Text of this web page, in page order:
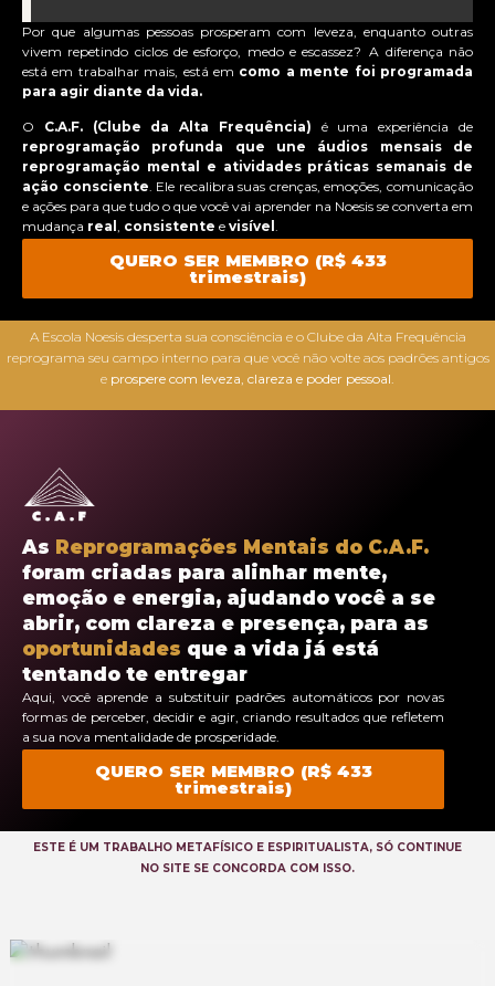
Por que algumas pessoas prosperam com leveza, enquanto outras
vivem repetindo ciclos de esforço, medo e escassez? A diferença não
está em trabalhar mais, está em como a mente foi programada
para agir diante da vida.
O C.A.F. (Clube da Alta Frequência) é uma experiência de
reprogramação
profunda
que une áudios mensais de
reprogramação mental e atividades práticas semanais de
ação consciente. Ele recalibra suas crenças, emoções, comunicação
e ações para que tudo o que você vai aprender na Noesis se converta em
mudança real , consistente e visível .
QUERO SER MEMBRO (R$ 433
trimestrais)
A Escola Noesis desperta sua consciência e o Clube da Alta Frequência
reprograma seu campo interno para que você não volte aos padrões antigos
e prospere com leveza, clareza e poder pessoal.
As Reprogramações Mentais do C.A.F.
foram criadas para alinhar mente,
emoção e energia, ajudando você a se
abrir, com clareza e presença, para as
oportunidades que a vida já está
tentando te entregar
Aqui, você aprende a substituir padrões automáticos por novas
formas de perceber, decidir e agir, criando resultados que refletem
a sua nova mentalidade de prosperidade.
QUERO SER MEMBRO (R$ 433
trimestrais)
ESTE É UM TRABALHO METAFÍSICO E ESPIRITUALISTA, SÓ CONTINUE
NO SITE SE CONCORDA COM ISSO.